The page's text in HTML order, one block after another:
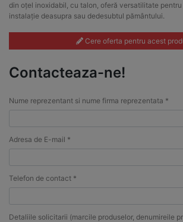
din oțel inoxidabil, cu talon, oferă versatilitate
instalație deasupra sau dedesubtul pământului.
Cere oferta pentru acest
Contacteaza-ne!
Nume reprezentant si nume firma reprezentata *
Adresa de E-mail *
Telefon de contact *
Detaliile solicitarii (marcile produselor, denumireile